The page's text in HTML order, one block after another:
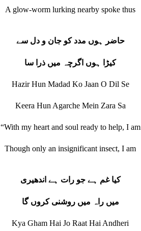
A glow‐worm lurking nearby spoke thus
حاضر ہوں مدد کو جان و دل سے
کیڑا ہوں اگرچہ میں ذرا سا
Hazir Hun Madad Ko Jaan O Dil Se
Keera Hun Agarche Mein Zara Sa
“With my heart and soul ready to help, I am
Though only an insignificant insect, I am
کیا غم ہے جو رات ہے اندھیری
میں راہ میں روشنی کروں گا
Kya Gham Hai Jo Raat Hai Andheri